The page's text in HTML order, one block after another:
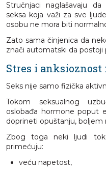
Stručnjaci naglašavaju
seksa koja važi za sve
osobu ne mora biti
Zato sama činjenica da
znači automatski da postoji
Stres i
Seks nije samo fizička
Tokom seksualnog
oslobađa hormone poput
doprineti opuštanju, boljem
Zbog toga neki ljudi
primećuju:
veću napetost,